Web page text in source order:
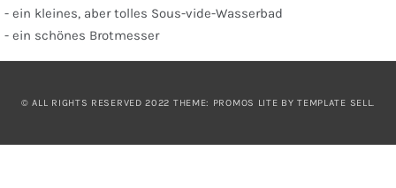
- ein kleines, aber tolles Sous-vide-Wasserbad
- ein schönes Brotmesser
© ALL RIGHTS RESERVED 2022 THEME: PROMOS LITE BYTEMPLATE SELL.